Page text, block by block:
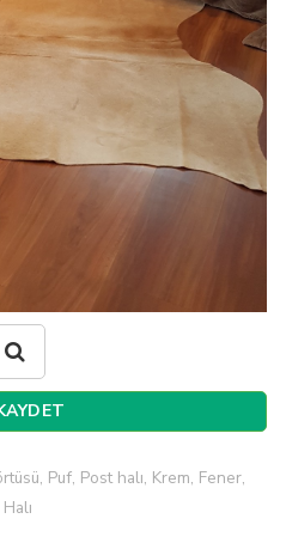
Puf, Post halı, Krem, Fener,
Halı